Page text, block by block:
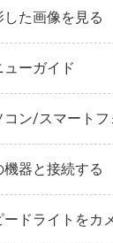
した画像を見る
ューガイド
コン/スマート
機器と接続する
ードライトをカ